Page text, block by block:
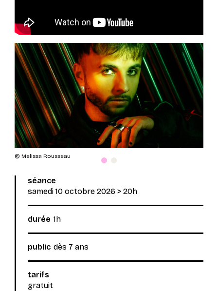
Spectacle affiché
Spectacle affiché
séance
samedi 10 octobre 2026 > 20h
durée 1h
public dès 7 ans
tarifs
gratuit